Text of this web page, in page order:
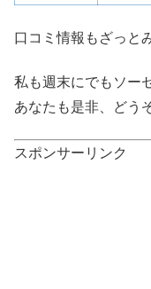
口コミ情報もざっと
私も週末にでもソー
あなたも是非、どう
スポンサーリンク